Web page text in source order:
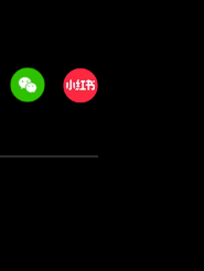
WeechatXiaohongshu/